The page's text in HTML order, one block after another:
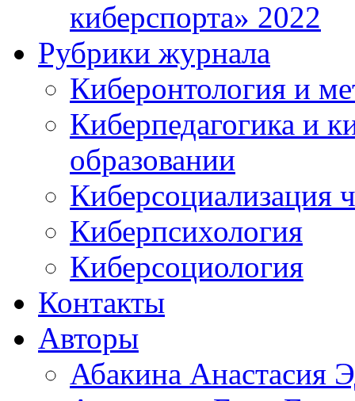
киберспорта» 2022
Рубрики журнала
Киберонтология и
Киберпедагогика и
образовании
Киберсоциализация
Киберпсихология
Киберсоциология
Контакты
Авторы
Абакина Анастасия